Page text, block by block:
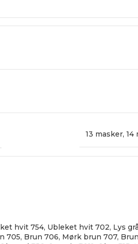
13 masker, 14
hvit 754, Ubleket hvit 702, Lys
705, Brun 706, Mørk brun 707,